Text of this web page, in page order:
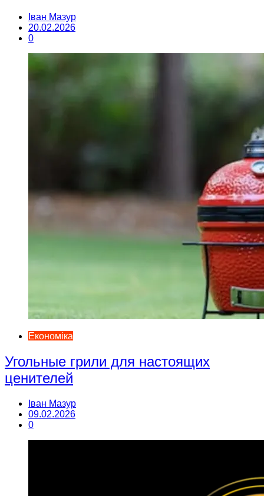
Іван Мазур
20.02.2026
0
Економіка
Угольные грили для настоящих
ценителей
Іван Мазур
09.02.2026
0